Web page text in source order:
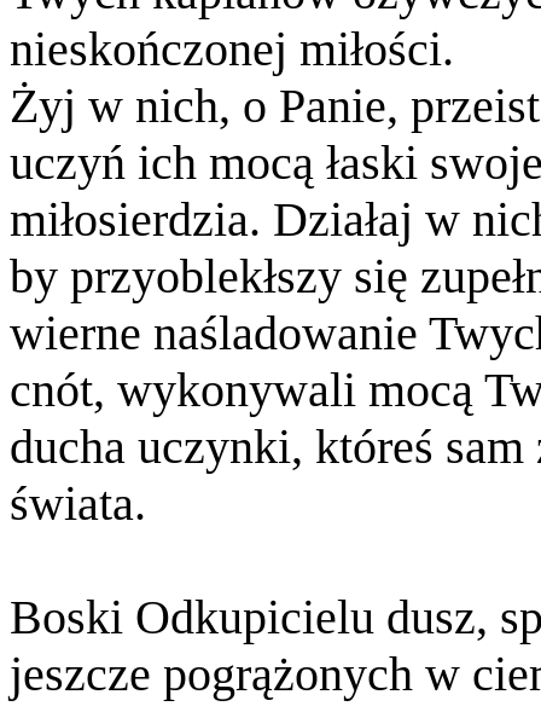
nieskończonej miłości.
Żyj w nich, o Panie,
uczyń ich mocą łaski
miłosierdzia. Działaj w
by przyoblekłszy się
wierne naśladowanie
cnót, wykonywali mocą
ducha uczynki, któreś sam
świata.
Boski Odkupicielu dusz,
jeszcze pogrążonych w